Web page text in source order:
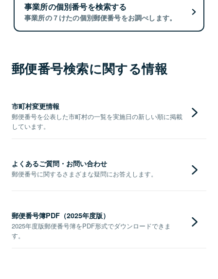
事業所の個別番号を検索する
事業所の７けたの個別郵便番号をお調べします。
郵便番号検索に関する情報
市町村変更情報
郵便番号を公表した市町村の一覧を実施日の新しい順に掲載
しています。
よくあるご質問・お問い合わせ
郵便番号に関するさまざまな疑問にお答えします。
郵便番号簿PDF（2025年度版）
2025年度版郵便番号簿をPDF形式でダウンロードできま
す。